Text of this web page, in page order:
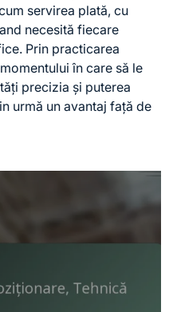
servirea plată, cu
necesită fiecare
Prin practicarea
în care să le
precizia și puterea
urmă un avantaj față de